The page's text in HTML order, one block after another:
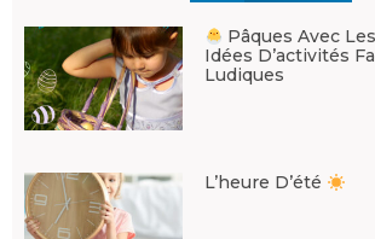
Pâques Avec
Idées D’activités
Ludiques
L’heure D’été